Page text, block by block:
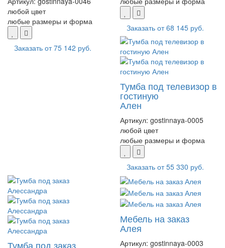
любой цвет
любые размеры и форма
Заказать от75 142 руб.
Заказать от68 145 руб.
Тумба под телевизор в
гостиную
Ален
Артикул: gostinnaya-0005
любой цвет
любые размеры и форма
Заказать от55 330 руб.
Тумба под заказ
Мебель на заказ
Алея
Артикул: gostinnaya-0003